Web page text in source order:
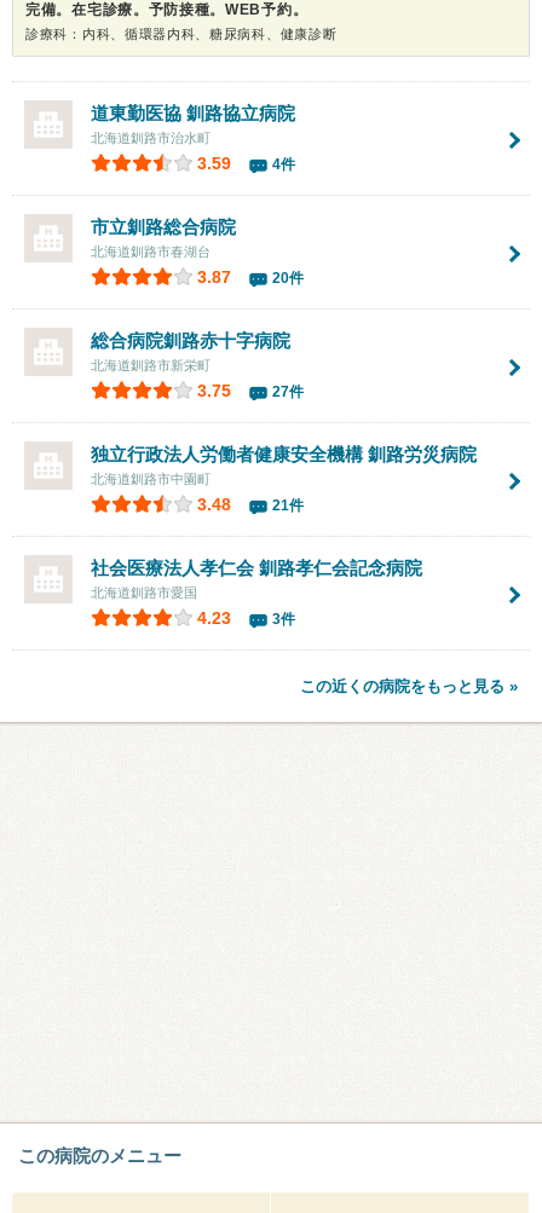
完備。在宅診療。予防接種。WEB予約。
診療科：内科、循環器内科、糖尿病科、健康診断
道東勤医協 釧路協立病院
北海道釧路市治水町
3.59 4件
市立釧路総合病院
北海道釧路市春湖台
3.87 20件
総合病院釧路赤十字病院
北海道釧路市新栄町
3.75 27件
独立行政法人労働者健康安全機構 釧路労災病院
北海道釧路市中園町
3.48 21件
社会医療法人孝仁会釧路孝仁会記念病院
北海道釧路市愛国
4.23 3件
この近くの病院をもっと見る »
この病院のメニュー